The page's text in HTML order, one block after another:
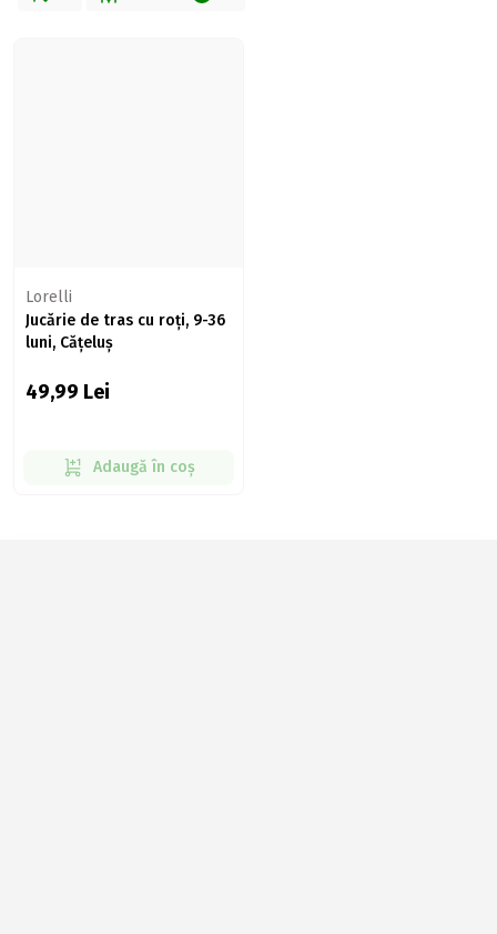
Lorelli
Jucărie de tras cu roți, 9-36
luni, Cățeluș
49,99 Lei
Adaugă în coș